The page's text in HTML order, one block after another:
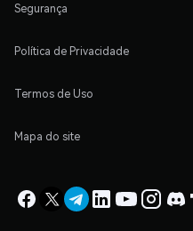
Segurança
Política de Privacidade
Termos de Uso
Mapa do site